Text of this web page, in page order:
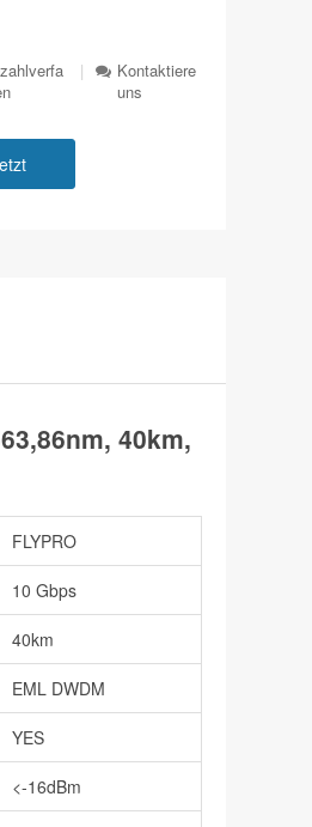
|
Kontaktiere
uns
40km,
FLYPRO
10 Gbps
40km
EML DWDM
YES
<-16dBm